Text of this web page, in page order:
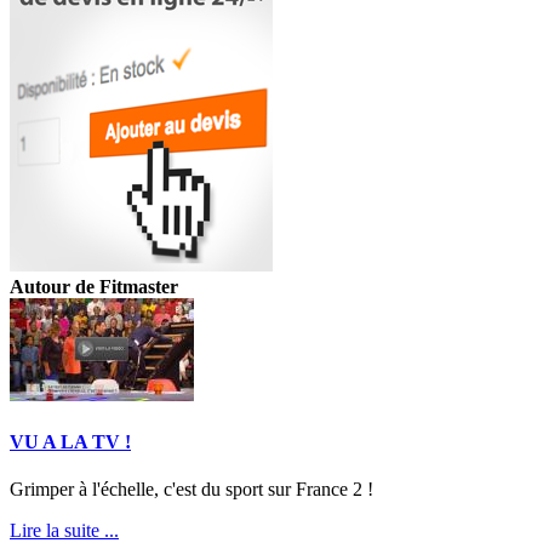
Autour de Fitmaster
VU A LA TV !
Grimper à l'échelle, c'est du sport sur France 2 !
Lire la suite ...